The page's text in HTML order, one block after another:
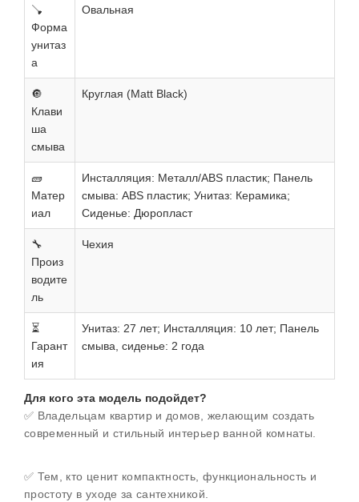
🪠
Форма
унитаз
а
Овальная
🔘
Клави
ша
смыва
Круглая (Matt Black)
🧱
Матер
иал
Инсталляция: Металл/ABS пластик; Панель
смыва: ABS пластик; Унитаз: Керамика;
Сиденье: Дюропласт
🔧
Произ
водите
ль
Чехия
⏳
Гарант
ия
Унитаз: 27 лет; Инсталляция: 10 лет; Панель
смыва, сиденье: 2 года
Для кого эта модель подойдет?
✅ Владельцам квартир и домов, желающим создать
современный и стильный интерьер ванной комнаты.
✅ Тем, кто ценит компактность, функциональность и
простоту в уходе за сантехникой.